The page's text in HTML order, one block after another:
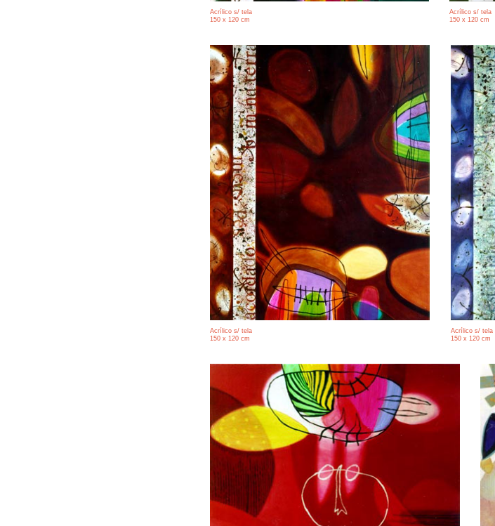
Acrílico s/ tela
150 x 120 cm
Acrílico s/ tela
150 x 120 cm
Acrílico s/ tela
150 x 120 cm
Acrílico s/ tela
150 x 120 cm